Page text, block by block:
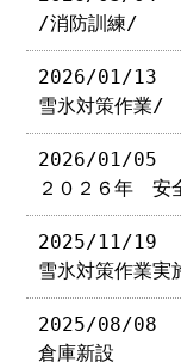
/消防訓練/
2026/01/13
雪氷対策作業/
2026/01/05
２０２６年 安
2025/11/19
雪氷対策作業実
2025/08/08
倉庫新設